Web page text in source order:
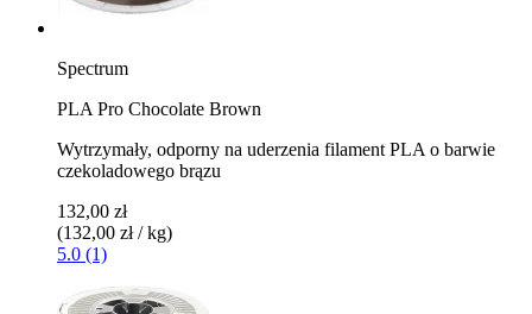
Spectrum
PLA Pro Chocolate Brown
Wytrzymały, odporny na uderzenia filament PLA o barwie
czekoladowego brązu
132,00 zł
(132,00 zł / kg)
5.0 (1)